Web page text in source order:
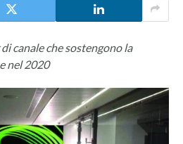
canale che sostengono la
nel 2020